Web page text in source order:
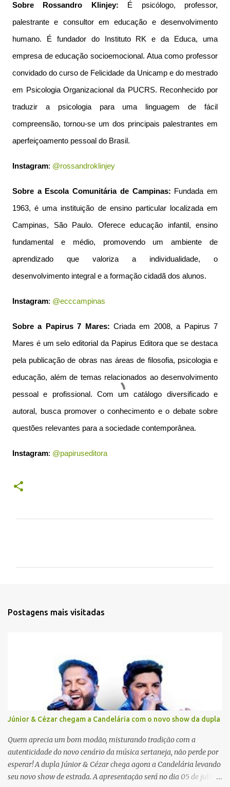
Sobre Rossandro Klinjey: É psicólogo, professor,
palestrante e consultor em educação e desenvolvimento
humano. É fundador do Instituto RK e da Educa, uma
empresa de educação socioemocional. Atua como professor
convidado do curso de Felicidade da Unicamp e do mestrado
em Psicologia Organizacional da PUCRS. Reconhecido por
traduzir a psicologia para uma linguagem de fácil
compreensão, tornou-se um dos principais palestrantes em
aperfeiçoamento pessoal do Brasil.
Instagram: @rossandroklinjey
Sobre a Escola Comunitária de Campinas: Fundada em
1963, é uma instituição de ensino particular localizada em
Campinas, São Paulo. Oferece educação infantil, ensino
fundamental e médio, promovendo um ambiente de
aprendizado que valoriza a individualidade, o
desenvolvimento integral e a formação cidadã dos alunos.
Instagram: @ecccampinas
Sobre a Papirus 7 Mares: Criada em 2008, a Papirus 7
Mares é um selo editorial da Papirus Editora que se destaca
pela publicação de obras nas áreas de filosofia, psicologia e
educação, além de temas relacionados ao desenvolvimento
pessoal e profissional. Com um catálogo diversificado e
autoral, busca promover o conhecimento e o debate sobre
questões relevantes para a sociedade contemporânea.
Instagram: @papiruseditora
Postagens mais visitadas
Júnior & Cézar chegam a Candelária com o novo show da dupla
Quem aprecia um bom modão, misturando tradição com a
autenticidade do novo cenário da música sertaneja, não perde por
esperar! A dupla Júnior & Cézar chega agora a Candelária levando
seu novo show de estrada. A apresentação será no dia 05 de julho